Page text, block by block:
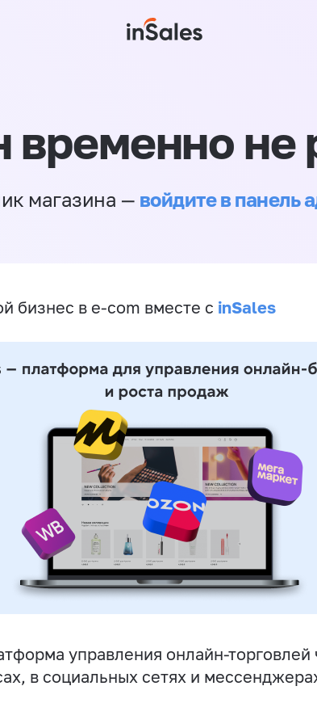
временно не
магазина — войдите в панель
бизнес в e-com вместе с inSales
управления онлайн-торговлей
в социальных сетях и